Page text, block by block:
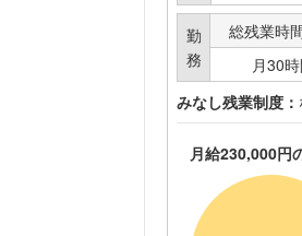
勤
務
総残業時
月30
みなし残業制度：
月給230,000円